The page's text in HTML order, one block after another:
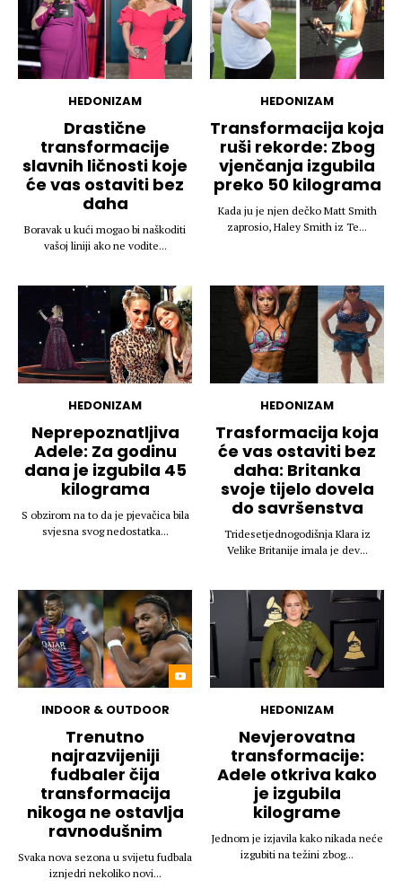
HEDONIZAM
Drastične
transformacije
slavnih ličnosti koje
će vas ostaviti bez
daha
Boravak u kući mogao bi naškoditi
vašoj liniji ako ne vodite...
HEDONIZAM
Transformacija koja
ruši rekorde: Zbog
vjenčanja izgubila
preko 50 kilograma
Kada ju je njen dečko Matt Smith
zaprosio, Haley Smith iz Te...
HEDONIZAM
Neprepoznatljiva
Adele: Za godinu
dana je izgubila 45
kilograma
S obzirom na to da je pjevačica bila
svjesna svog nedostatka...
HEDONIZAM
Trasformacija koja
će vas ostaviti bez
daha: Britanka
svoje tijelo dovela
do savršenstva
Tridesetjednogodišnja Klara iz
Velike Britanije imala je dev...
INDOOR & OUTDOOR
Trenutno
najrazvijeniji
fudbaler čija
transformacija
nikoga ne ostavlja
ravnodušnim
Svaka nova sezona u svijetu fudbala
iznjedri nekoliko novi...
HEDONIZAM
Nevjerovatna
transformacije:
Adele otkriva kako
je izgubila
kilograme
Jednom je izjavila kako nikada neće
izgubiti na težini zbog...